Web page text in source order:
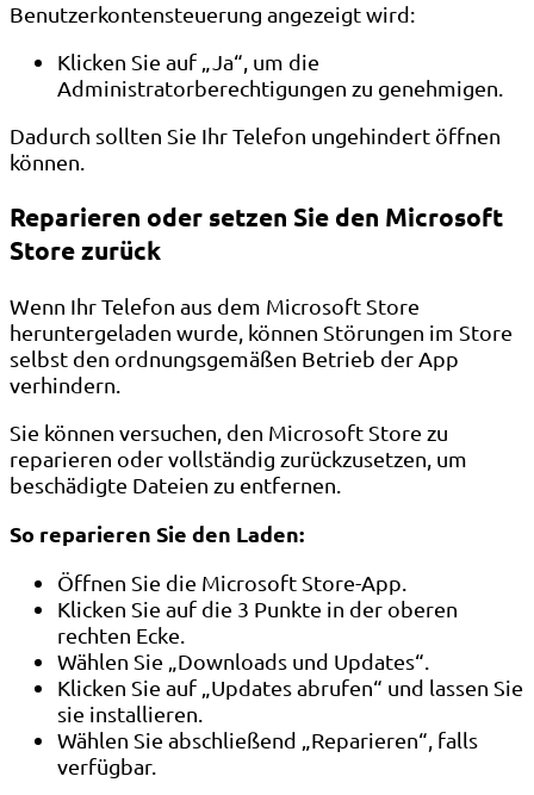
Benutzerkontensteuerung angezeigt wird:
Klicken Sie auf „Ja“, um die
Administratorberechtigungen zu genehmigen.
Dadurch sollten Sie Ihr Telefon ungehindert öffnen
können.
Reparieren oder setzen Sie den Microsoft
Store zurück
Wenn Ihr Telefon aus dem Microsoft Store
heruntergeladen wurde, können Störungen im Store
selbst den ordnungsgemäßen Betrieb der App
verhindern.
Sie können versuchen, den Microsoft Store zu
reparieren oder vollständig zurückzusetzen, um
beschädigte Dateien zu entfernen.
So reparieren Sie den Laden:
Öffnen Sie die Microsoft Store-App.
Klicken Sie auf die 3 Punkte in der oberen
rechten Ecke.
Wählen Sie „Downloads und Updates“.
Klicken Sie auf „Updates abrufen“ und lassen Sie
sie installieren.
Wählen Sie abschließend „Reparieren“, falls
verfügbar.